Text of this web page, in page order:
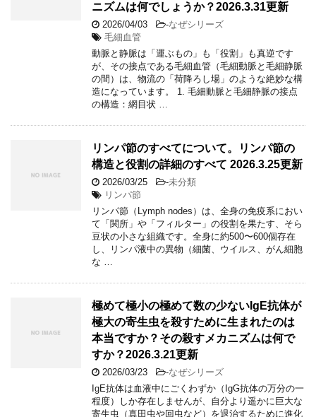
ニズムは何でしょうか？2026.3.31更新
2026/04/03 -なぜシリーズ
毛細血管
動脈と静脈は「運ぶもの」も「役割」も真逆です
が、その接点である毛細血管（毛細動脈と毛細静脈
の間）は、物流の「荷降ろし場」のような絶妙な構
造になっています。 1. 毛細動脈と毛細静脈の接点
の構造：網目状 …
リンパ節のすべてについて。リンパ節の
構造と役割の詳細のすべて 2026.3.25更新
2026/03/25 -未分類
リンパ節
リンパ節（Lymph nodes）は、全身の免疫系におい
て「関所」や「フィルター」の役割を果たす、そら
豆状の小さな組織です。全身に約500〜600個存在
し、リンパ液中の異物（細菌、ウイルス、がん細胞
な …
極めて極小の極めて数の少ないIgE抗体が
極大の寄生虫を殺すために生まれたのは
本当ですか？その殺すメカニズムは何で
すか？2026.3.21更新
2026/03/23 -なぜシリーズ
IgE抗体は血液中にごくわずか（IgG抗体の万分の一
程度）しか存在しませんが、自分より遥かに巨大な
寄生虫（真田虫や回虫など）を退治するために進化